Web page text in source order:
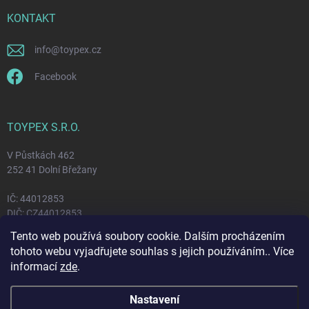
Tento web používá soubory cookie. Dalším procházením
tohoto webu vyjadřujete souhlas s jejich používáním.. Více
informací zde.
Nastavení
KONTAKT
info@toypex.cz
Facebook
TOYPEX S.R.O.
V Půstkách 462
252 41 Dolní Břežany
IČ: 44012853
DIČ: CZ44012853
FACEBOOK